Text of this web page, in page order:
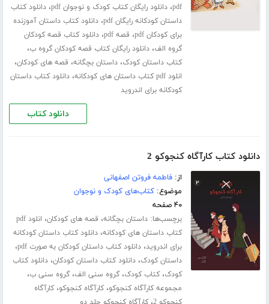
pdf،دانلود رایگان کتاب کودک و نوجوان pdf ،دانلود کتاب
داستان کودکانه رایگان pdf
،دانلود کتاب داستان آموزنده
برای کودکان pdf
، قصه pdf ،دانلود کتاب قصه کودکان
گروه الف،دانلود رایگان کتاب قصه کودکان گروه ب،
کتاب داستان کودک،داستان بچگانه، قصه های کودکان،
انلود pdf کتاب داستان های کودکانه ،دانلود کتاب داستان
کودکانه برای اندروید
دانلود کتاب
دانلود کتاب کارآگاه کنجوکو 2
از:فاطمه فروتن اصفهانی
موضوع:کتاب‌های کودک و نوجوان
۴۰ صفحه
برچسب‌ها:داستان بچگانه، قصه های کودکان،
انلود pdf
کتاب داستان های کودکانه،دانلود کتاب داستان کودکانه
برای اندروید،دانلود کتاب داستان کودکان به صورت pdf ،
داستان کودک،دانلود کتاب داستان کودکان،دانلود کتاب
کودک،کتاب کودک،گروه سنی الف،گروه سنی ب،
مجموعه کارآگاه کنجوکو،کارآگاه کنجوکو،کارآگاه